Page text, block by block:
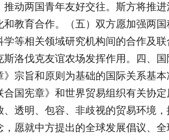
动两国青年友好交往。斯方将推
教育合作。（五）双方愿加强两
等相关领域研究机构间的合作及
洛伐克友谊农场发挥作用。四、
宗旨和原则为基础的国际关系基
国宪章》和世界贸易组织有关协
透明、包容、非歧视的贸易环境
愿就中方提出的全球发展倡议、